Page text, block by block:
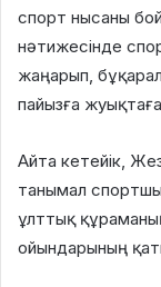
спорт нысаны
нәтижесінде
жаңарып,
пайызға
Айта кетейік,
танымал
ұлттық
ойындарының